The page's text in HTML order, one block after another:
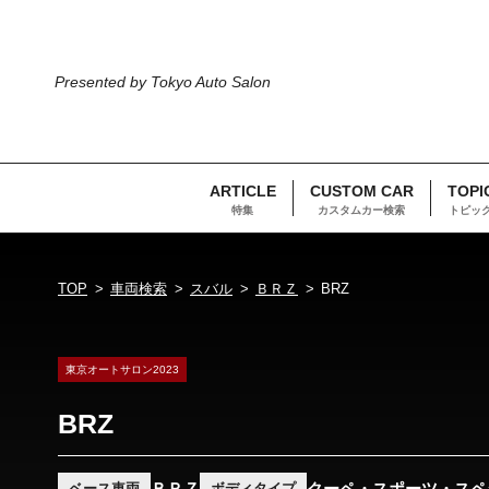
Presented by Tokyo Auto Salon
ARTICLE
特集
CUSTOM CAR
カスタムカー検索 トピッ
TOP 車両検索 スバル ＢＲＺ BRZ
東京オートサロン2023
BRZ